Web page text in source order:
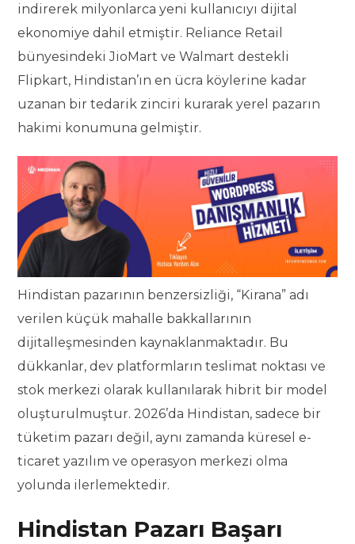
indirerek milyonlarca yeni kullanıcıyı dijital
ekonomiye dahil etmiştir. Reliance Retail
bünyesindeki JioMart ve Walmart destekli
Flipkart, Hindistan’ın en ücra köylerine kadar
uzanan bir tedarik zinciri kurarak yerel pazarın
hakimi konumuna gelmiştir.
Hindistan pazarının benzersizliği, “Kirana” adı
verilen küçük mahalle bakkallarının
dijitalleşmesinden kaynaklanmaktadır. Bu
dükkanlar, dev platformların teslimat noktası ve
stok merkezi olarak kullanılarak hibrit bir model
oluşturulmuştur. 2026’da Hindistan, sadece bir
tüketim pazarı değil, aynı zamanda küresel e-
ticaret yazılım ve operasyon merkezi olma
yolunda ilerlemektedir.
Hindistan Pazarı Başarı